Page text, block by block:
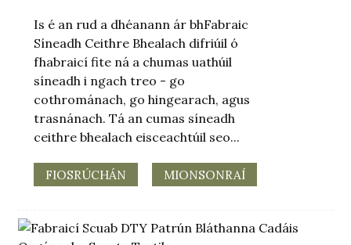
Is é an rud a dhéanann ár bhFabraic
Síneadh Ceithre Bhealach difriúil ó
fhabraicí fite ná a chumas uathúil
síneadh i ngach treo - go
cothrománach, go hingearach, agus
trasnánach. Tá an cumas síneadh
ceithre bhealach eisceachtúil seo...
FIOSRÚCHÁN MIONSONRAÍ